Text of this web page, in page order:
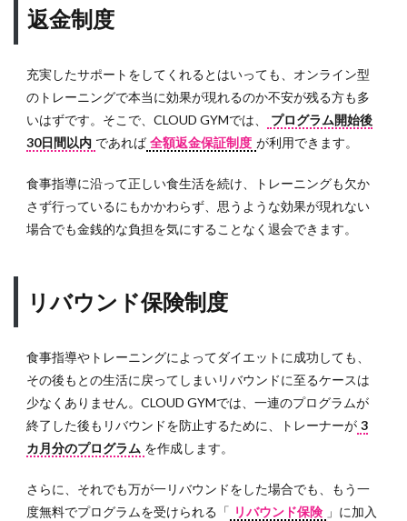
返金制度
充実したサポートをしてくれるとはいっても、オンライン型
のトレーニングで本当に効果が現れるのか不安が残る方も多
いはずです。そこで、CLOUD GYMでは、
プログラム開始後
30日間以内 であれば 全額返金保証制度 が利用できます。
食事指導に沿って正しい食生活を続け、トレーニングも欠か
さず行っているにもかかわらず、思うような効果が現れない
場合でも金銭的な負担を気にすることなく退会できます。
リバウンド保険制度
食事指導やトレーニングによってダイエットに成功しても、
その後もとの生活に戻ってしまいリバウンドに至るケースは
少なくありません。CLOUD GYMでは、一連のプログラムが
終了した後もリバウンドを防止するために、トレーナーが 3
カ月分のプログラム を作成します。
さらに、それでも万が一リバウンドをした場合でも、もう一
度無料でプログラムを受けられる「 リバウンド保険 」に加入